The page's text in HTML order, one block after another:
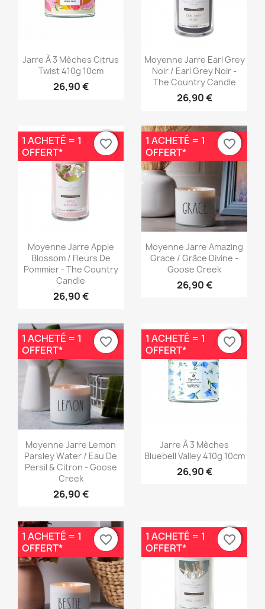
 Aperçu rapide
Jarre À 3 Mèches Citrus
Twist 410g 10cm
26,90 €
Aperçu rapide
Moyenne Jarre Earl Grey
Noir / Earl Grey Noir -
The Country Candle
26,90 €
Aperçu rapide
Moyenne Jarre Apple
Blossom / Fleurs De
Pommier - The Country
Candle
26,90 €
1 ACHETÉ = 1
OFFERT*
favorite_border
favorite_border
Aperçu rapide
Moyenne Jarre Amazing
Grace / Grâce Divine -
Goose Creek
26,90 €
1 ACHETÉ = 1
OFFERT*
favorite_border
favorite_border
Aperçu rapide
Moyenne Jarre Lemon
Parsley Water / Eau De
Persil & Citron - Goose
Creek
26,90 €
1 ACHETÉ = 1
OFFERT*
favorite_border
favorite_border
Aperçu rapide
Jarre À 3 Mèches
Bluebell Valley 410g 10cm
26,90 €
1 ACHETÉ = 1
OFFERT*
favorite_border
favorite_border
1 ACHETÉ = 1
OFFERT*
favorite_border
favorite_border
1 ACHETÉ = 1
OFFERT*
favorite_border
favorite_border